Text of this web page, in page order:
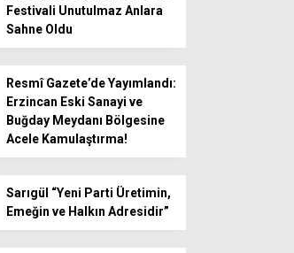
Festivali Unutulmaz Anlara
Sahne Oldu
Resmî Gazete’de Yayımlandı:
Erzincan Eski Sanayi ve
Buğday Meydanı Bölgesine
Acele Kamulaştırma!
Sarıgül “Yeni Parti Üretimin,
Emeğin ve Halkın Adresidir”